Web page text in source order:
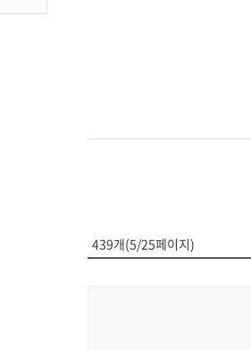
439개(5/25페이지)